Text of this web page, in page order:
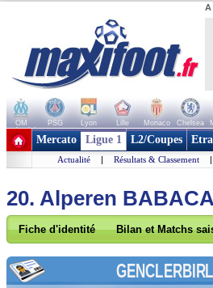
A
OM PSG Lyon Lille Monaco Chelsea
+ de clubs
Mercato Ligue 1 L2/Coupes
Actualité | Résultats & Classement |
20. Alperen
Fiche d'identité Bilan et Matchs